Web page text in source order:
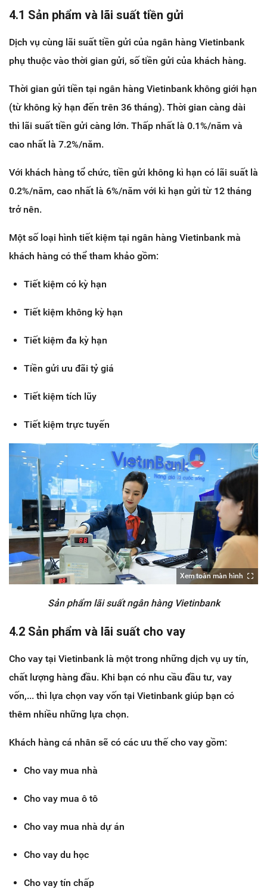
4.1 Sản phẩm và lãi suất tiền gửi
Dịch vụ cùng lãi suất tiền gửi của ngân hàng Vietinbank
phụ thuộc vào thời gian gửi, số tiền gửi của khách hàng.
Thời gian gửi tiền tại ngân hàng Vietinbank không giới hạn
(từ không kỳ hạn đến trên 36 tháng). Thời gian càng dài
thì lãi suất tiền gửi càng lớn. Thấp nhất là 0.1%/năm và
cao nhất là 7.2%/năm.
Với khách hàng tổ chức, tiền gửi không kì hạn có lãi suất là
0.2%/năm, cao nhất là 6%/năm với kì hạn gửi từ 12 tháng
trở nên.
Một số loại hình tiết kiệm tại ngân hàng Vietinbank mà
khách hàng có thể tham khảo gồm:
Tiết kiệm có kỳ hạn
Tiết kiệm không kỳ hạn
Tiết kiệm đa kỳ hạn
Tiền gửi ưu đãi tỷ giá
Tiết kiệm tích lũy
Tiết kiệm trực tuyến
Xem toàn màn hình
Sản phẩm lãi suất ngân hàng Vietinbank
4.2 Sản phẩm và lãi suất cho vay
Cho vay tại Vietinbank là một trong những dịch vụ uy tín,
chất lượng hàng đầu. Khi bạn có nhu cầu đầu tư, vay
vốn,... thì lựa chọn vay vốn tại Vietinbank giúp bạn có
thêm nhiều những lựa chọn.
Khách hàng cá nhân sẽ có các ưu thế cho vay gồm:
Cho vay mua nhà
Cho vay mua ô tô
Cho vay mua nhà dự án
Cho vay du học
Cho vay tín chấp